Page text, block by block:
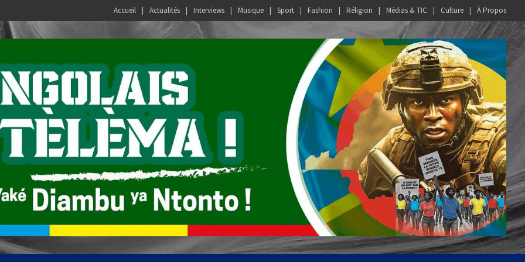
Accueil Actualités Interviews Musique Sport Fashion Réligion Médias & TIC Culture À Propos